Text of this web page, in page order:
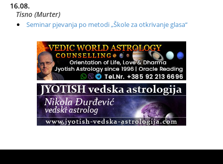
16.08.
Tisno (Murter)
Seminar pjevanja po metodi „Škole za otkrivanje glasa“
Radionica: Pomagači iz drugih dimenzija Online – otvoreno za
Zagreb+Online
Osnovni ThetaHealing® tečaj, Zagreb i Online
Access BARS®, otpusti stres